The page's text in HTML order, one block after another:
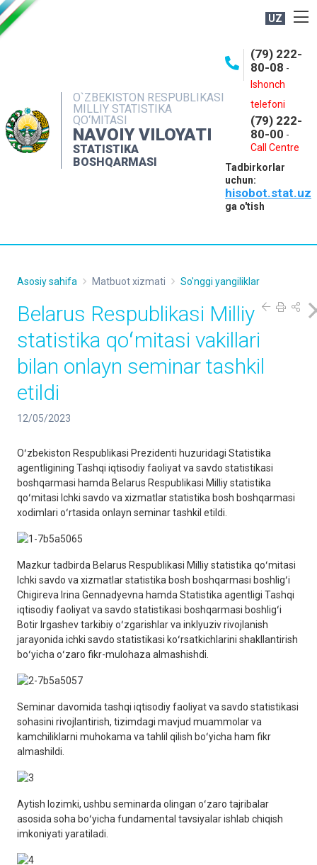
UZ
O`ZBEKISTON RESPUBLIKASI
MILLIY STATISTIKA
QO‘MITASI
NAVOIY VILOYATI
STATISTIKA
BOSHQARMASI
(79) 222-
80-08 -
Ishonch
telefoni
(79) 222-
80-00 -
Call Centre
Tadbirkorlar
uchun:
hisobot.stat.uz
ga o'tish
OCHIQ MA'LUMOTLAR
INTERAKTIV XIZMATLAR
MUROJAATLAR
Asosiy sahifa Matbuot xizmati So'nggi yangiliklar
Belarus Respublikasi Milliy
statistika qoʻmitasi vakillari
bilan onlayn seminar tashkil
etildi
12/05/2023
Oʻzbekiston Respublikasi Prezidenti huzuridagi Statistika
agentligining Tashqi iqtisodiy faoliyat va savdo statistikasi
boshqarmasi hamda Belarus Respublikasi Milliy statistika
qoʻmitasi Ichki savdo va xizmatlar statistika bosh boshqarmasi
xodimlari oʻrtasida onlayn seminar tashkil etildi.
Mazkur tadbirda Belarus Respublikasi Milliy statistika qoʻmitasi
Ichki savdo va xizmatlar statistika bosh boshqarmasi boshligʻi
Chigireva Irina Gennadyevna hamda Statistika agentligi Tashqi
iqtisodiy faoliyat va savdo statistikasi boshqarmasi boshligʻi
Botir Irgashev tarkibiy oʻzgarishlar va inklyuziv rivojlanish
jarayonida ichki savdo statistikasi koʻrsatkichlarini shakllantirish
boʻyicha oʻzaro fikr-mulohaza almashishdi.
Seminar davomida tashqi iqtisodiy faoliyat va savdo statistikasi
sohasini rivojlantirish, tizimdagi mavjud muammolar va
kamchiliklarni muhokama va tahlil qilish boʻyicha ham fikr
almashildi.
Aytish lozimki, ushbu seminarda olingan oʻzaro tajribalar
asosida soha boʻyicha fundamental tavsiyalar ishlab chiqish
imkoniyati yaratiladi.